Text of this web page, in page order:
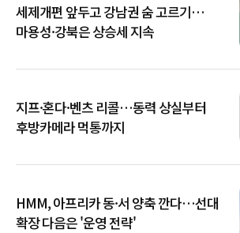
세제개편 앞두고 강남권 숨 고르기…
마용성·강북은 상승세 지속
지프·혼다·벤츠 리콜…동력 상실부터
후방카메라 먹통까지
HMM, 아프리카 동·서 양축 깐다…선대
확장 다음은 '운영 전략'